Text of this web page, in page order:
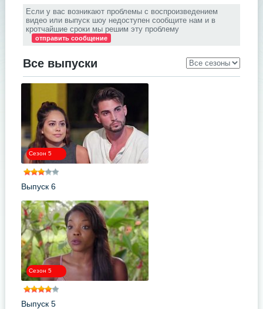
Если у вас возникают проблемы с воспроизведением
видео или выпуск шоу недоступен сообщите нам и в
кротчайшие сроки мы решим эту проблему
отправить сообщение
Все выпуски
Сезон 5
Выпуск 6
Сезон 5
Выпуск 5